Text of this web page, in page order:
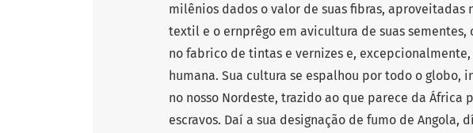
milênios dados o valor de suas fibras, aproveitadas
textil e o ernprêgo em avicultura de suas
no fabrico de tintas e vernizes e,
humana. Sua cultura se espalhou por todo o globo,
no nosso Nordeste, trazido ao que parece da África
escravos. Daí a sua designação de fumo de Angola,